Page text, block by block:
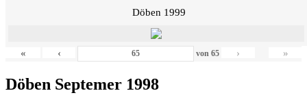
Döben 1999
« ‹ von65 › »
Döben Septemer 1998